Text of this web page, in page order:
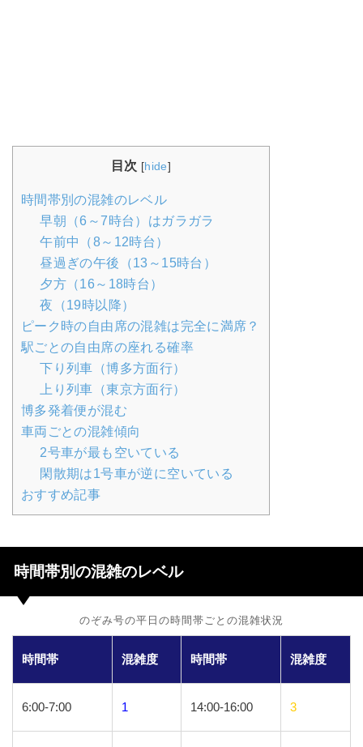
目次 [hide]
時間帯別の混雑のレベル
早朝（6～7時台）はガラガラ
午前中（8～12時台）
昼過ぎの午後（13～15時台）
夕方（16～18時台）
夜（19時以降）
ピーク時の自由席の混雑は完全に満席？
駅ごとの自由席の座れる確率
下り列車（博多方面行）
上り列車（東京方面行）
博多発着便が混む
車両ごとの混雑傾向
2号車が最も空いている
閑散期は1号車が逆に空いている
おすすめ記事
時間帯別の混雑のレベル
のぞみ号の平日の時間帯ごとの混雑状況
時間帯 混雑度 時間帯 混雑度
6:00-7:00 1 14:00-16:00 3